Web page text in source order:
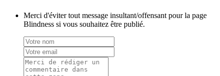
Merci d'éviter tout message insultant/offensant pour la page
Blindness si vous souhaitez être publié.